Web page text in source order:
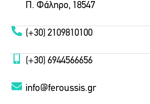
Π. Φάληρο, 18547
(+30) 2109810100
(+30) 6944566656
info@feroussis.gr